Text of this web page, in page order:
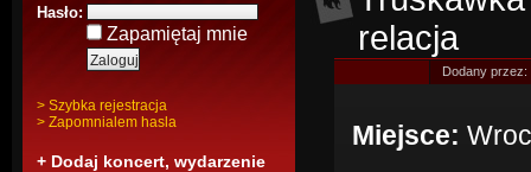
Hasło:
Zapamiętaj mnie
> Szybka rejestracja
> Zapomnialem hasla
+ Dodaj koncert, wydarzenie
relacja
Dodany przez:
Miejsce: